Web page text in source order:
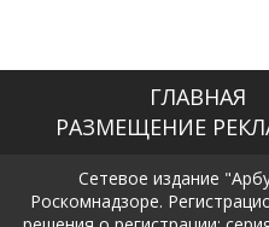
ГЛАВНАЯ
РАЗМЕЩЕНИЕ
Сетевое издание
Роскомнадзоре.